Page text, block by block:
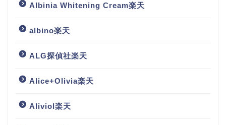
Albinia Whitening Cream楽天
albino楽天
ALG探偵社楽天
Alice+Olivia楽天
Aliviol楽天